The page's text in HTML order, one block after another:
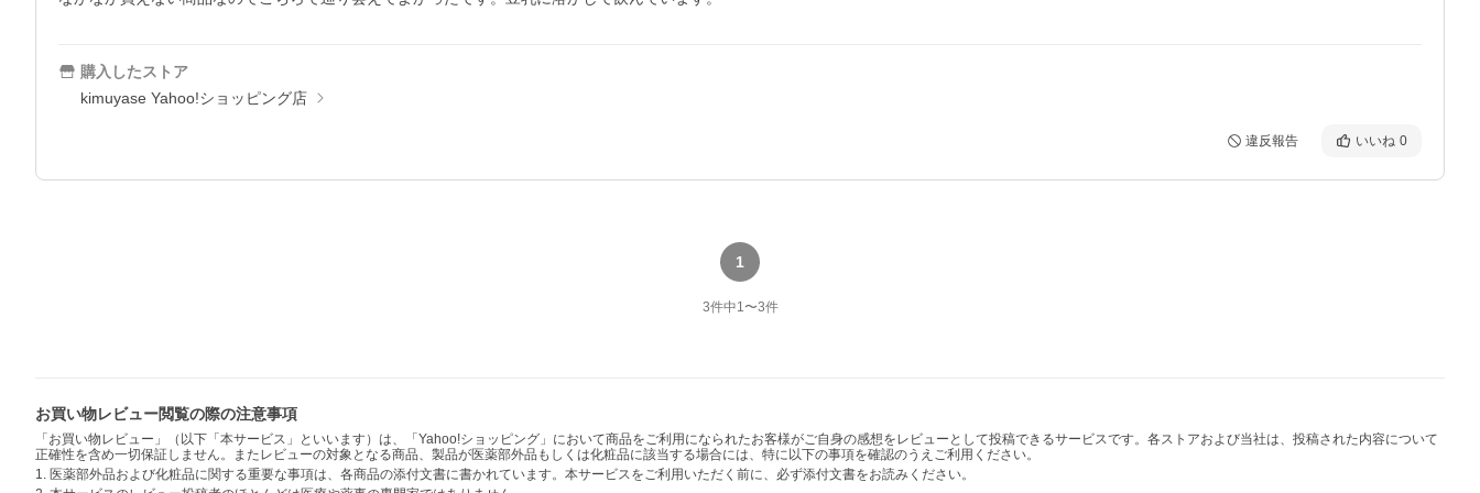
購入したストア
kimuyase Yahoo!ショッピング店
違反報告 いいね 0
1
3件中1〜3件
お買い物レビュー閲覧の際の注意事項
「お買い物レビュー」（以下「本サービス」といいます）は、「Yahoo!ショッピング」において商品をご利用になられたお客様がご自身の感想をレビューとして投稿できるサービスです。各ストアおよび当社は、投稿された内容について
正確性を含め一切保証しません。またレビューの対象となる商品、製品が医薬部外品もしくは化粧品に該当する場合には、特に以下の事項を確認のうえご利用ください。
1. 医薬部外品および化粧品に関する重要な事項は、各商品の添付文書に書かれています。本サービスをご利用いただく前に、必ず添付文書をお読みください。